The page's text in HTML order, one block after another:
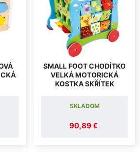
SMALL FOOT CHODÍTKO
VELKÁ MOTORICKÁ
KOSTKA SKŘÍTEK
90,89 €
SKLADOM